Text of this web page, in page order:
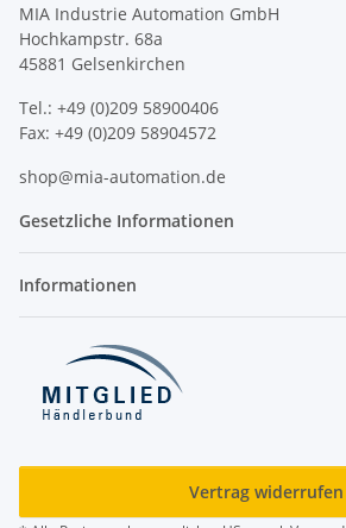
MIA Industrie Automation GmbH
Hochkampstr. 68a
45881 Gelsenkirchen
Tel.: +49 (0)209 58900406
Fax: +49 (0)209 58904572
shop@mia-automation.de
Gesetzliche Informationen
Informationen
Vertrag widerrufen